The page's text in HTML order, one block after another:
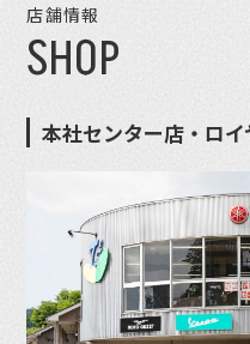
店舗情報
SHOP
本社センター店・ロ